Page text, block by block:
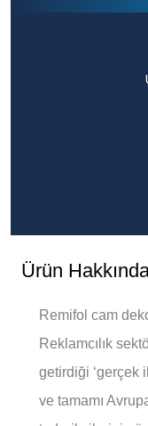
Ürün
Remifol cam
Reklamcılık
getirdiği ‘gerçek
ve tamamı